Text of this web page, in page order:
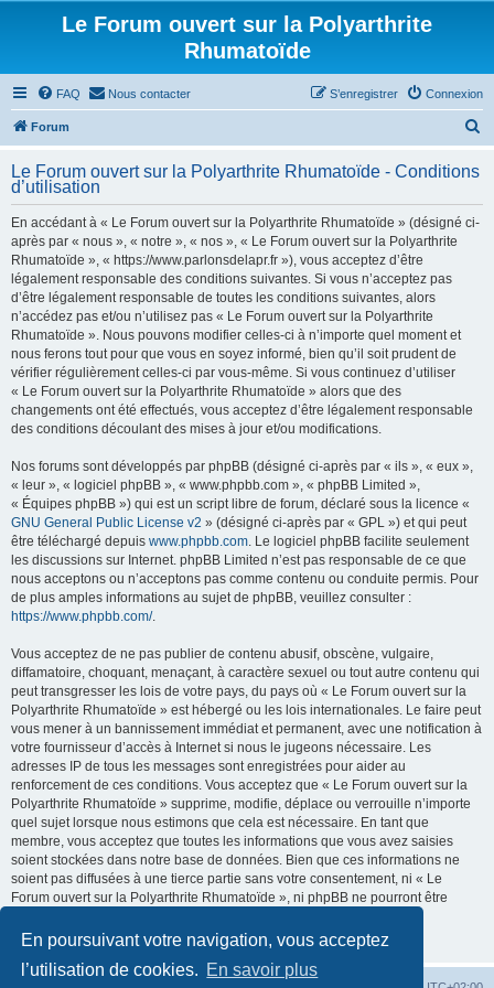
En poursuivant votre navigation, vous acceptez
l’utilisation de cookies. En savoir plus
Le Forum ouvert sur la Polyarthrite
Rhumatoïde
FAQ Nous contacter Connexion
S’enregistrer
Forum
h
Le Forum ouvert sur la Polyarthrite Rhumatoïde - Conditions
d’utilisation
En accédant à « Le Forum ouvert sur la Polyarthrite Rhumatoïde » (désigné ci-
après par « nous », « notre », « nos », « Le Forum ouvert sur la Polyarthrite
Rhumatoïde », « https://www.parlonsdelapr.fr »), vous acceptez d’être
légalement responsable des conditions suivantes. Si vous n’acceptez pas
d’être légalement responsable de toutes les conditions suivantes, alors
n’accédez pas et/ou n’utilisez pas « Le Forum ouvert sur la Polyarthrite
Rhumatoïde ». Nous pouvons modifier celles-ci à n’importe quel moment et
nous ferons tout pour que vous en soyez informé, bien qu’il soit prudent de
vérifier régulièrement celles-ci par vous-même. Si vous continuez d’utiliser
« Le Forum ouvert sur la Polyarthrite Rhumatoïde » alors que des
changements ont été effectués, vous acceptez d’être légalement responsable
des conditions découlant des mises à jour et/ou modifications.
Nos forums sont développés par phpBB (désigné ci-après par « ils », « eux »,
« leur », « logiciel phpBB », « www.phpbb.com », « phpBB Limited »,
« Équipes phpBB ») qui est un script libre de forum, déclaré sous la licence «
GNU General Public License v2 » (désigné ci-après par « GPL ») et qui peut
être téléchargé depuis www.phpbb.com. Le logiciel phpBB facilite seulement
les discussions sur Internet. phpBB Limited n’est pas responsable de ce que
nous acceptons ou n’acceptons pas comme contenu ou conduite permis. Pour
de plus amples informations au sujet de phpBB, veuillez consulter :
https://www.phpbb.com/.
Vous acceptez de ne pas publier de contenu abusif, obscène, vulgaire,
diffamatoire, choquant, menaçant, à caractère sexuel ou tout autre contenu qui
peut transgresser les lois de votre pays, du pays où « Le Forum ouvert sur la
Polyarthrite Rhumatoïde » est hébergé ou les lois internationales. Le faire peut
vous mener à un bannissement immédiat et permanent, avec une notification à
votre fournisseur d’accès à Internet si nous le jugeons nécessaire. Les
adresses IP de tous les messages sont enregistrées pour aider au
renforcement de ces conditions. Vous acceptez que « Le Forum ouvert sur la
Polyarthrite Rhumatoïde » supprime, modifie, déplace ou verrouille n’importe
quel sujet lorsque nous estimons que cela est nécessaire. En tant que
membre, vous acceptez que toutes les informations que vous avez saisies
soient stockées dans notre base de données. Bien que ces informations ne
soient pas diffusées à une tierce partie sans votre consentement, ni « Le
Forum ouvert sur la Polyarthrite Rhumatoïde », ni phpBB ne pourront être
compromettre les données.